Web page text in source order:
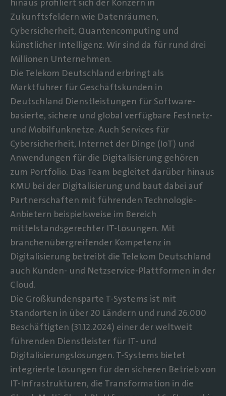
hinaus profiliert sich der Konzern in
Zukunftsfeldern wie Datenräumen,
Cybersicherheit, Quantencomputing und
künstlicher Intelligenz. Wir sind da für rund drei
Millionen Unternehmen.
Die Telekom Deutschland erbringt als
Marktführer für Geschäftskunden in
Deutschland Dienstleistungen für Software-
basierte, sichere und global verfügbare Festnetz-
und Mobilfunknetze. Auch Services für
Cybersicherheit, Internet der Dinge (IoT) und
Anwendungen für die Digitalisierung gehören
zum Portfolio. Das Team begleitet darüber hinaus
KMU bei der Digitalisierung und baut dabei auf
Partnerschaften mit führenden Technologie-
Anbietern beispielsweise im Bereich
mittelstandsgerechter IT-Lösungen. Mit
branchenübergreifender Kompetenz in
Digitalisierung betreibt die Telekom Deutschland
auch Kunden- und Netzservice-Plattformen in der
Cloud.
Die Großkundensparte T-Systems ist mit
Standorten in über 20 Ländern und rund 26.000
Beschäftigten (31.12.2024) einer der weltweit
führenden Dienstleister für IT- und
Digitalisierungslösungen. T-Systems bietet
integrierte Lösungen für den sicheren Betrieb von
IT-Infrastrukturen, die Transformation in die